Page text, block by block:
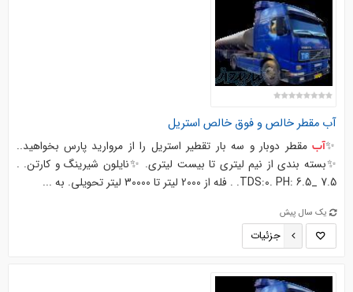
آب مقطر خالص و فوق خالص استریل
✨آب مقطر دوبار و سه بار تقطیر استریل را از مروارید پارس بخواهید..
✨بسته بندی از نیم لیتری تا بیست لیتری. ✨نایلون شیرینگ و کارتن. .
TDS:0. PH: 6.5_ 7.5. . فله از 2000 لیتر تا 30000 لیتر تحویلی. به ...
یک سال پیش
جزئیات